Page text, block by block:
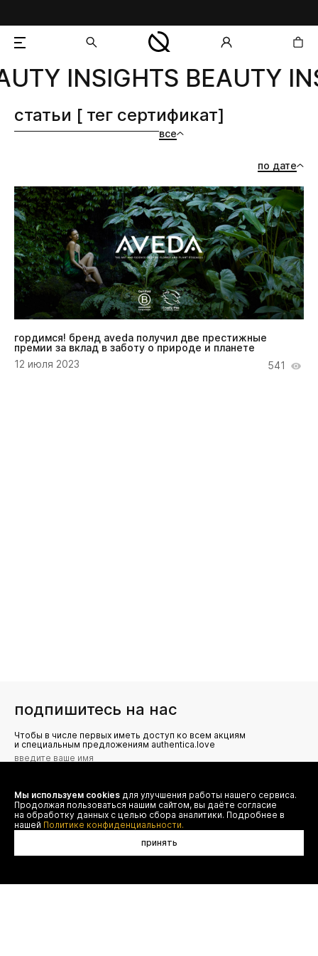
добавлен в корзину
INSIGHTS BEAUTY
все
статьи [ тег сертификат]
по дате
гордимся! бренд aveda получил две престижные
премии за вклад в заботу о природе и планете
12 июля 2023
541
подпишитесь на нас
Чтобы в числе первых иметь доступ ко всем акциям
и специальным предложениям authentica.love
Я даю согласие на сбор, обработку и хранение моих
персональных данных (имя, email, телефон) для получения
рекламных и информационных рассылок от ООО 'БТ
Юнайтед', а также ознакомлен(а) с
Политикой конфиденциальности
Мы используем cookies для улучшения работы нашего сервиса.
Продолжая пользоваться нашим сайтом, вы даёте согласие
на обработку данных с целью сбора аналитики. Подробнее в
нашей Политике конфиденциальности.
принять